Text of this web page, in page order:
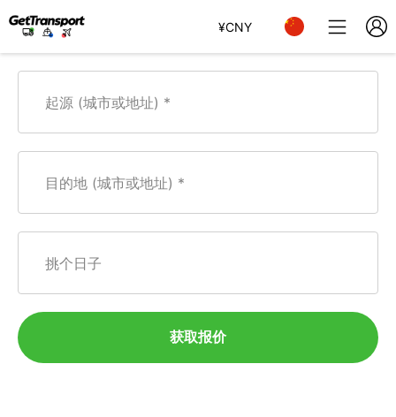
¥CNY
起源 (城市或地址)
目的地 (城市或地址)
挑个日子
获取报价